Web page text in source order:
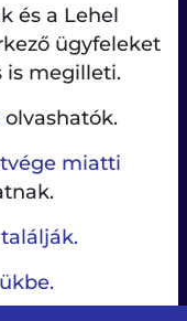
és a Lehel
ügyfeleket
is megilleti.
olvashatók.
miatti